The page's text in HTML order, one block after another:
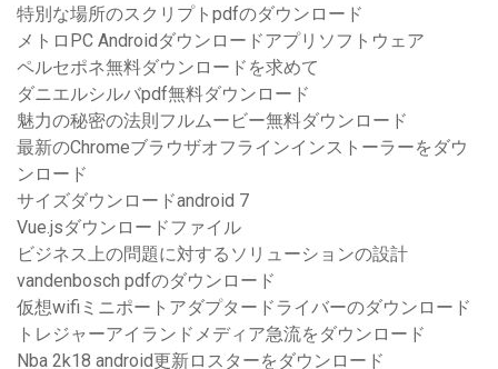
特別な場所のスクリプトpdfのダウンロード
メトロPC Androidダウンロードアプリソフトウェア
ペルセポネ無料ダウンロードを求めて
ダニエルシルバpdf無料ダウンロード
魅力の秘密の法則フルムービー無料ダウンロード
最新のChromeブラウザオフラインインストーラーをダウ
ンロード
サイズダウンロードandroid 7
Vue.jsダウンロードファイル
ビジネス上の問題に対するソリューションの設計
vandenbosch pdfのダウンロード
仮想wifiミニポートアダプタードライバーのダウンロード
トレジャーアイランドメディア急流をダウンロード
Nba 2k18 android更新ロスターをダウンロード